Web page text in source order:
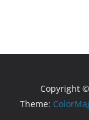
Copyright
Theme: